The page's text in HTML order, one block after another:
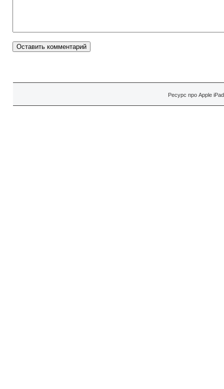
Ресурс про Apple